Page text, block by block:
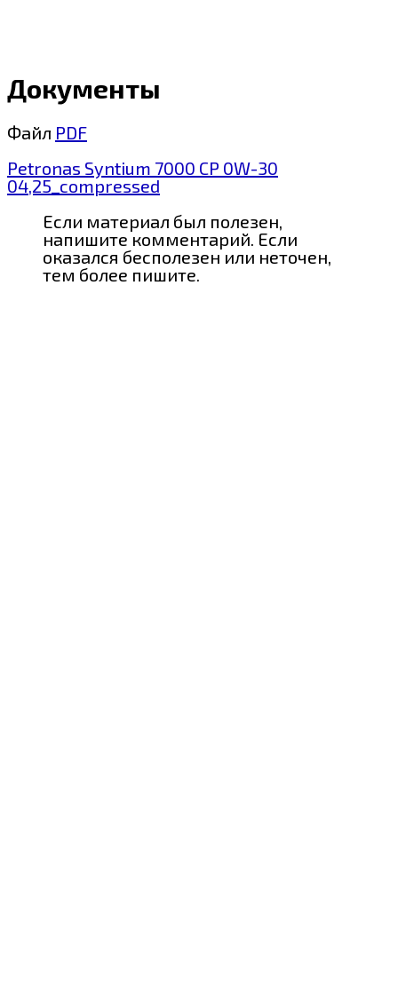
Документы
Файл PDF
Petronas Syntium 7000 CP 0W-30
04,25_compressed
Если материал был полезен,
напишите комментарий. Если
оказался бесполезен или неточен,
тем более пишите.